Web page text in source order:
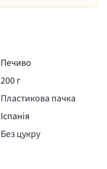
Печиво
200 г
Пластикова пачка
Іспанія
Без цукру